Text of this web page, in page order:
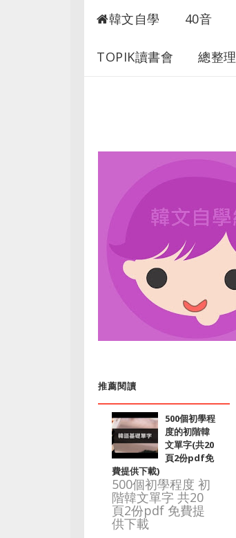
韓文自學 40音
TOPIK讀書會 總整理
推薦閱讀
500個初學程
度的初階韓
文單字(共20
頁2份pdf免
費提供下載)
500個初學程度 初
階韓文單字 共20
頁2份pdf 免費提
供下載